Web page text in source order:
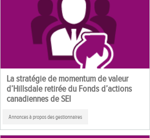
La stratégie de momentum de valeur
d’Hillsdale retirée du Fonds d’actions
canadiennes de SEI
Annonces à propos des gestionnaires